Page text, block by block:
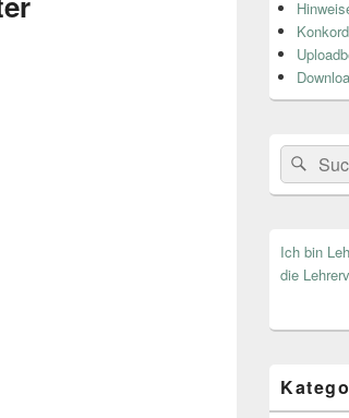
Widget-
Bereich
Search
for:
Ich bin
die